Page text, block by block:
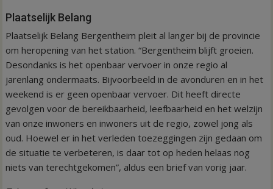
Plaatselijk Belang
Plaatselijk Belang Bergentheim pleit al langer bij de provincie
om heropening van het station. “Bergentheim blijft groeien.
Desondanks is het openbaar vervoer in onze regio al
jarenlang ondermaats. Bijvoorbeeld in de avonduren en in het
weekend is er geen openbaar vervoer. Dit heeft directe
gevolgen voor de bereikbaarheid, leefbaarheid en het welzijn
van onze inwoners en inwoners uit de regio, zowel jong als
oud. Hoewel er in het verleden toezeggingen zijn gedaan om
de situatie te verbeteren, is daar tot op heden helaas nog
niets van terechtgekomen”, aldus een brief van vorig jaar.